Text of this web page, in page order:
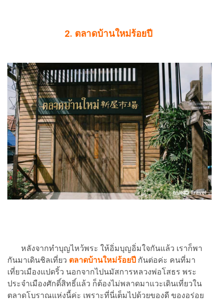
2. ตลาดบ้านใหม่ร้อยปี
หลังจากทำบุญไหว้พระ ให้อิ่มบุญอิ่มใจกันแล้ว เราก็พา
กันมาเดินชิลเที่ยว ตลาดบ้านใหม่ร้อยปี กันต่อค่ะ คนที่มา
เที่ยวเมืองแปดริ้ว นอกจากไปนมัสการหลวงพ่อโสธร พระ
ประจำเมืองศักดิ์สิทธิ์แล้ว ก็ต้องไม่พลาดมาแวะเดินเที่ยวใน
ตลาดโบราณแห่งนี้ค่ะ เพราะที่นี่เต็มไปด้วยของดี ของอร่อย